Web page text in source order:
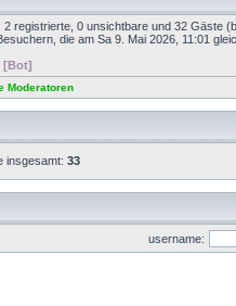
2 registrierte, 0 unsichtbare und 32 Gäste
die am Sa 9. Mai 2026, 11:01
[Bot]
Moderatoren
insgesamt: 33
username: